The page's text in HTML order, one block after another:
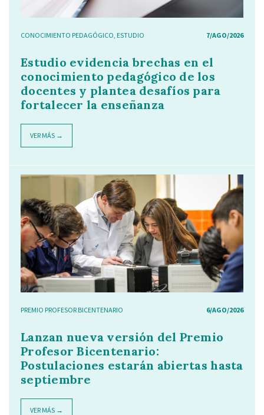
CONOCIMIENTO PEDAGÓGICO, ESTUDIO 7/AGO/2026
Estudio evidencia brechas en el
conocimiento pedagógico de los
docentes y plantea desafíos para
fortalecer la enseñanza
VER MÁS →
PREMIO PROFESOR BICENTENARIO 6/AGO/2026
Lanzan nueva versión del Premio
Profesor Bicentenario:
Postulaciones estarán abiertas hasta
septiembre
VER MÁS →